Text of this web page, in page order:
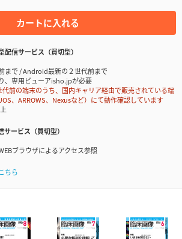
カートに入れる
配信サービス（買切型）
まで / Android最新の２世代前まで
、専用ビューアisho.jpが必要
前の端末のうち、国内キャリア経由で販売されている端
、ARROWS、Nexusなど）にて動作確認しています
サービス（買切型）
ブラウザによるアクセス参照
こちら